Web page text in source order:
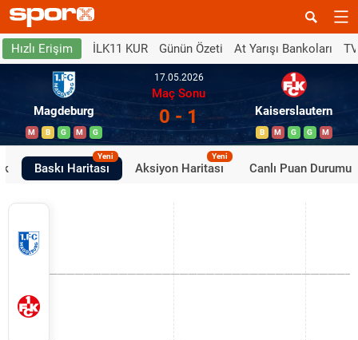
Hızlı Erişim İLK11 KUR Günün Özeti At Yarışı Bankoları
Magdeburg
M B G M G
17.05.2026
Maç Sonu
0 - 1 Kaiserslautern
B M G G M
Baskı Haritası
Yeni
Aksiyon Haritası
Yeni
Canlı Puan Durumu